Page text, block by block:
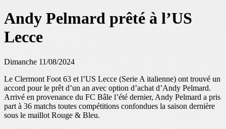
Andy Pelmard prêté à l’US
Lecce
Dimanche 11/08/2024
Le Clermont Foot 63 et l’US Lecce (Serie A italienne) ont trouvé un
accord pour le prêt d’un an avec option d’achat d’Andy Pelmard.
Arrivé en provenance du FC Bâle l’été dernier, Andy Pelmard a pris
part à 36 matchs toutes compétitions confondues la saison dernière
sous le maillot Rouge & Bleu.